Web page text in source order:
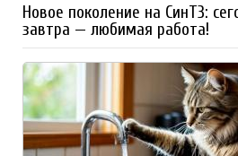
Новое поколение на СинТЗ:
завтра — любимая работа!